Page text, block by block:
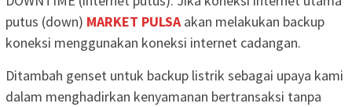
putus (down) MARKET PULSAakan melakukan backup
koneksi menggunakan koneksi internet cadangan.
Ditambah genset untuk backup listrik sebagai upaya kami
dalam menghadirkan kenyamanan bertransaksi tanpa